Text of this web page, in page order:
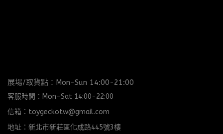
展場/取貨點：Mon-Sun 14:00-21:00
客服時間：Mon-Sat 14:00-22:00
信箱：toygeckotw@gmail.com
地址：新北市新莊區化成路445號3樓